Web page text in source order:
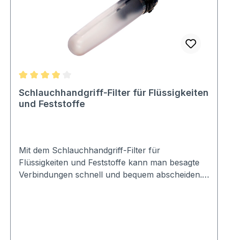
Durchschnittliche Bewertung von 4 von 5 Sternen
Schlauchhandgriff-Filter für Flüssigkeiten
und Feststoffe
Mit dem Schlauchhandgriff-Filter für
Flüssigkeiten und Feststoffe kann man besagte
Verbindungen schnell und bequem abscheiden.